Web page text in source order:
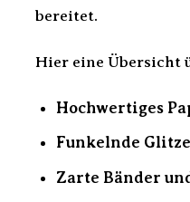
bereitet.
Hier eine Übersicht
Hochwertiges
Funkelnde
Zarte Bänder